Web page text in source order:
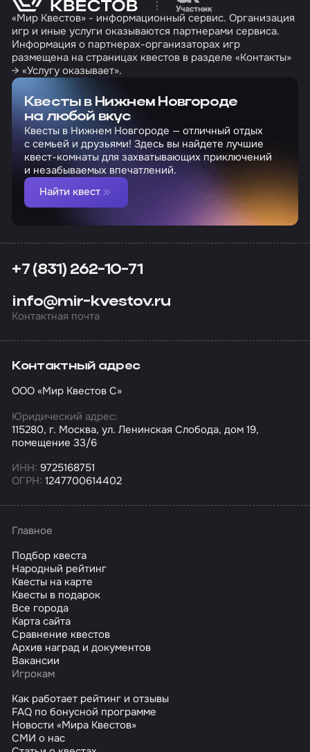
«Мир Квестов» - информационный сервис. Организация
игр и иные услуги оказываются партнерами сервиса.
Информация о партнерах-организаторах игр
размещена на страницах квестов в разделе «Контакты»
→ «Услугу оказывает».
Квесты в Нижнем Новгороде
на любой вкус
Квесты в Нижнем Новгороде — отличный отдых
с семьей и друзьями! Здесь вы найдете лучшие
квест-комнаты для захватывающих приключений
и незабываемых впечатлений.
Найти квест
+7 (831) 262-10-71
info@mir-kvestov.ru
Контактная почта
Контактный адрес
ООО «Мир Квестов С»
Юридический адрес:
115280, г. Москва, ул. Ленинская Слобода, дом 19,
помещение 33/6
ИНН: 9725168751
ОГРН: 1247700614402
Главное
Подбор квеста
Народный рейтинг
Квесты на карте
Квесты в подарок
Все города
Карта сайта
Сравнение квестов
Архив наград и документов
Вакансии
Игрокам
Как работает рейтинг и отзывы
FAQ по бонусной программе
Новости «Мира Квестов»
СМИ о нас